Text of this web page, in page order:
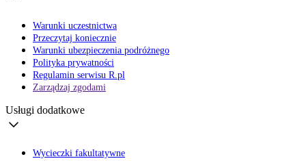
Warunki uczestnictwa
Przeczytaj koniecznie
Warunki ubezpieczenia podróżnego
Polityka prywatności
Regulamin serwisu R.pl
Zarządzaj zgodami
Usługi dodatkowe
Wycieczki fakultatywne